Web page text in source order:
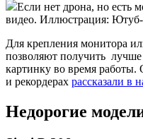
Если нет дрона, но есть
видео. Иллюстрация: Ютуб-
Для крепления монитора
позволяют получить
картинку во время
и рекордерах рассказали в
Недорогие